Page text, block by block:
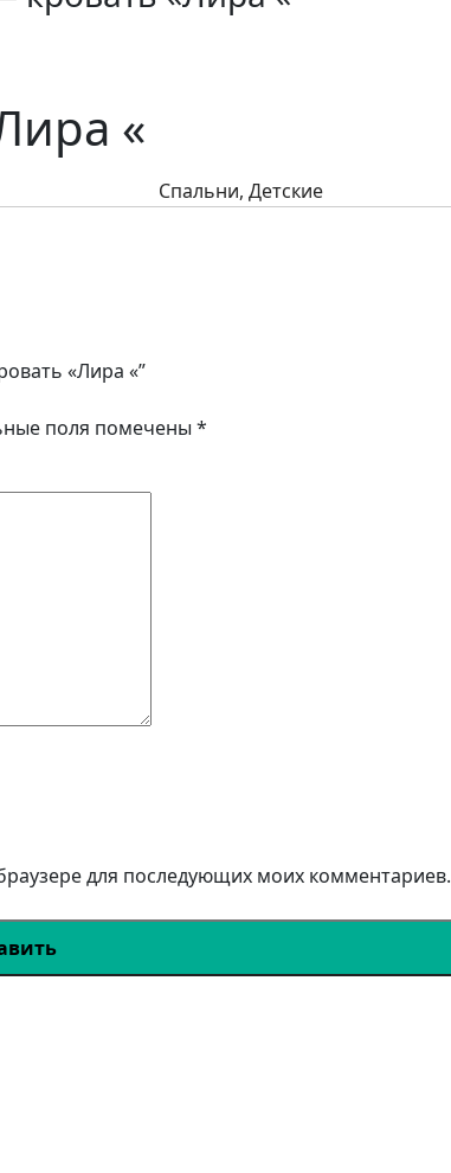
«
Спальни, Детские
«Лира «”
поля помечены *
для последующих моих комментариев.